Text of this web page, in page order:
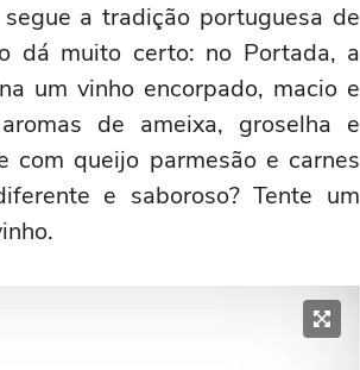
a tradição portuguesa de
dá muito certo: no Portada, a
um vinho encorpado, macio e
de ameixa, groselha e
com queijo parmesão e carnes
e saboroso? Tente um